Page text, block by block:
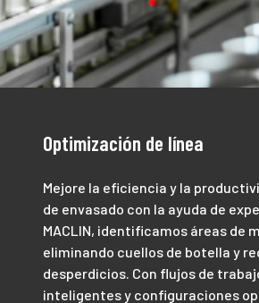
Optimización de línea
Mejore la eficiencia y la
de envasado con la ayuda de
MACLIN, identificamos áreas de
eliminando cuellos de botella y
desperdicios. Con flujos de
inteligentes y configuraciones